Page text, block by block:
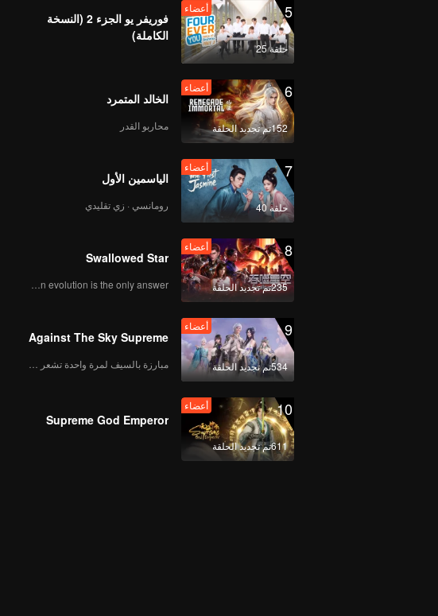
5
حلقة 25
أعضاء
فوريفر يو الجزء 2 (النسخة
الكاملة)
6
152تم تجديد الحلقة
أعضاء
الخالد المتمرد
محاربو القدر
7
حلقة 40
أعضاء
الياسمين الأول
رومانسي · زي تقليدي
8
235تم تجديد الحلقة
أعضاء
Swallowed Star
Human evolution is the only answer.
9
534تم تجديد الحلقة
أعضاء
Against The Sky Supreme
10
611تم تجديد الحلقة
أعضاء
Supreme God Emperor